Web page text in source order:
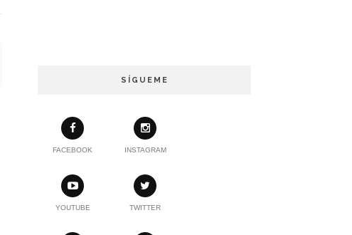
SÍGUEME
FACEBOOK INSTAGRAM
YOUTUBE TWITTER